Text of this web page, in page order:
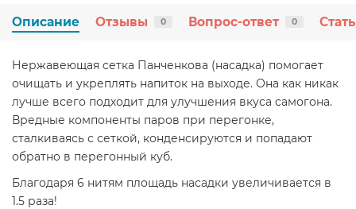
Описание Отзывы 0 Вопрос-ответ 0
Нержавеющая сетка Панченкова (насадка) помогает
очищать и укреплять напиток на выходе. Она как никак
лучше всего подходит для улучшения вкуса самогона.
Вредные компоненты паров при перегонке,
сталкиваясь с сеткой, конденсируются и попадают
обратно в перегонный куб.
Благодаря 6 нитям площадь насадки увеличивается в
1.5 раза!